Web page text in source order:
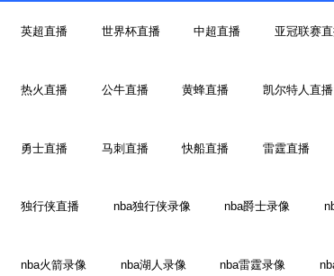
英超直播 世界杯直播 中超直播 亚冠联赛
热火直播 公牛直播 黄蜂直播 凯尔特人直播
勇士直播 马刺直播 快船直播 雷霆直播
独行侠直播 nba独行侠录像 nba爵士录像
nba火箭录像 nba湖人录像 nba雷霆录像